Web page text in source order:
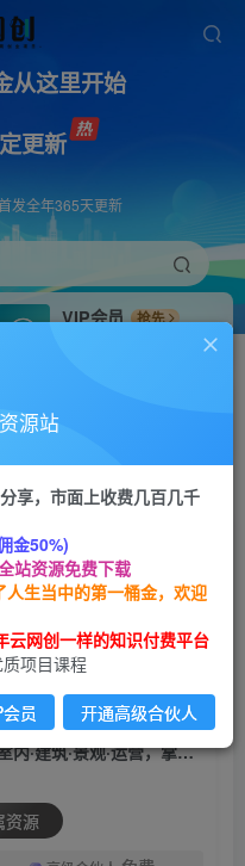
从这里开始
更新
发全年365天更新
VIP会员
抢先
，室内·建筑·景观·
具
关注 私信
（6904期）AI设计商业·工作流，室内·建筑·景观·运营，掌握五大主流AI设计工具
资源
源站
享，市面上收费几百几千
金50%)
站资源免费下载
生当中的第一桶金，欢迎
云网创一样的知识付费平台
项目课程
员 开通高级合伙人